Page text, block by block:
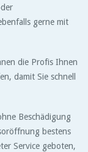
gerne mit
die Profis Ihnen
damit Sie schnell
Beschädigung
bestens
Service geboten,